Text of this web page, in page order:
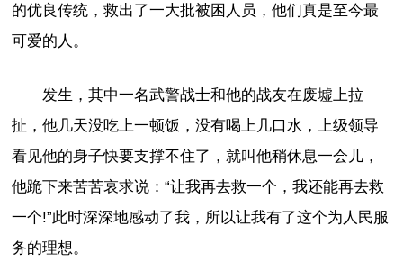
的优良传统，救出了一大批被困人员，他们真是至今最
可爱的人。
发生，其中一名武警战士和他的战友在废墟上拉
扯，他几天没吃上一顿饭，没有喝上几口水，上级领导
看见他的身子快要支撑不住了，就叫他稍休息一会儿，
他跪下来苦苦哀求说：“让我再去救一个，我还能再去救
一个!”此时深深地感动了我，所以让我有了这个为人民服
务的理想。